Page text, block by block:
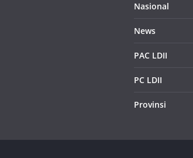
Nasional
News
PAC LDII
PC LDII
Provinsi